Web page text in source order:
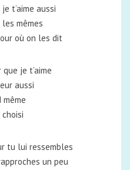
t’aime aussi
mêmes
où on les dit
que je t’aime
aussi
tu lui ressembles
un peu